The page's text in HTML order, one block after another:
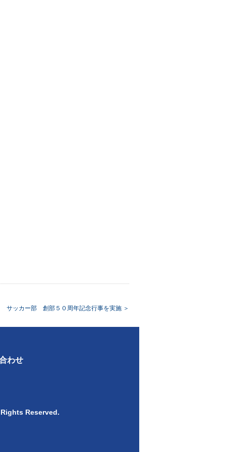
サッカー部 創部５０周年記念行事を実施 ＞
わせ
Reserved.